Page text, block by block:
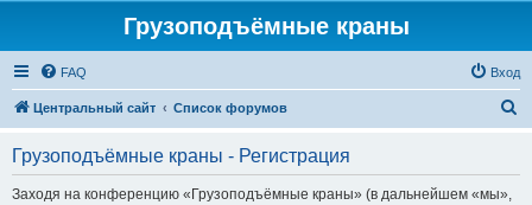
Грузоподъёмные краны
FAQ Вход
Центральный сайт Список форумов
Грузоподъёмные краны - Регистрация
Заходя на конференцию «Грузоподъёмные краны» (в дальнейшем «мы»,